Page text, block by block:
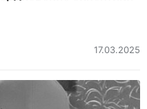
17.03.2025